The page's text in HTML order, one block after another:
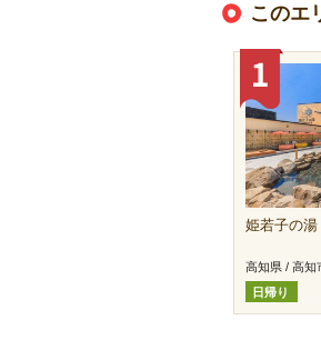
このエ
姫若子の湯
高知県 / 高知
日帰り